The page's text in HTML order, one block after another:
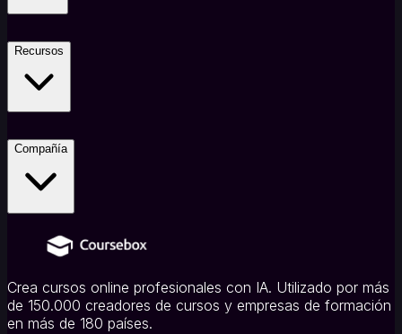
Recursos
Compañía
Crea cursos online profesionales con IA. Utilizado por más
de 150.000 creadores de cursos y empresas de formación
en más de 180 países.